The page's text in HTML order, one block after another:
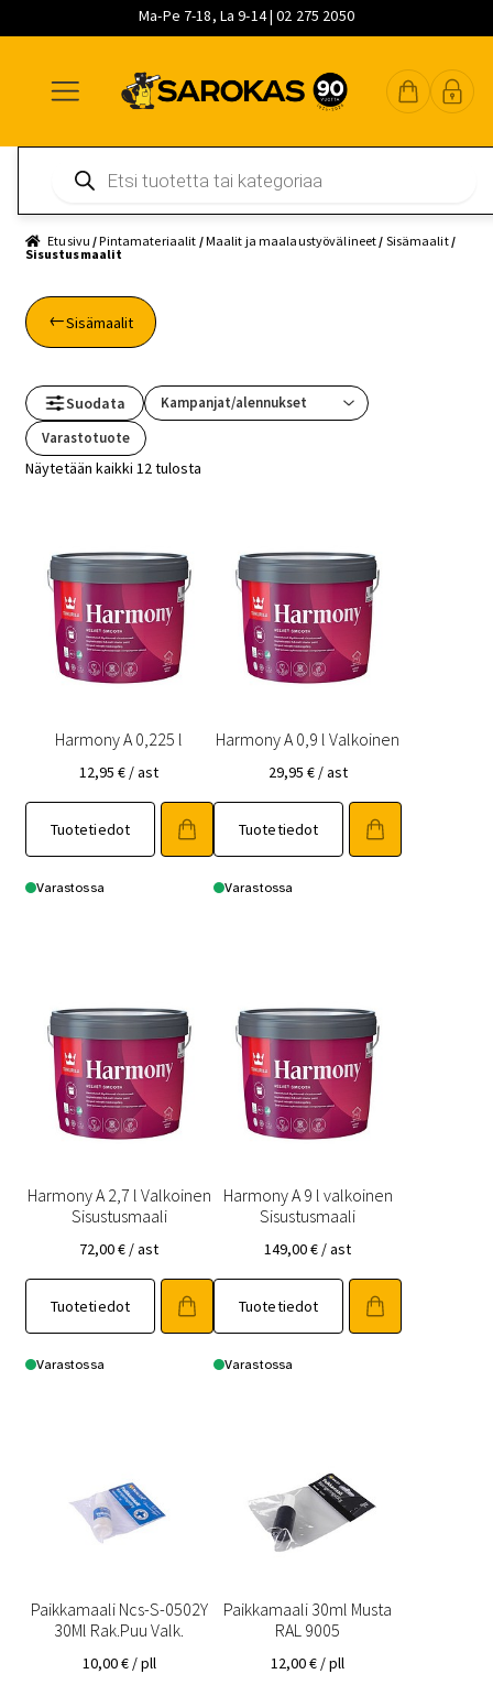
Ma-Pe 7-18, La 9-14 | 02 275 2050
navigointiin
sisältöön
pääsisältöön
search
Etusivu /Pintamateriaalit /Maalit ja maalaustyövälineet / Sisämaalit/
Sisustusmaalit
Sisämaalit
Suodata
Varastotuote
Näytetään kaikki 12 tulosta
Harmony A 0,225 l
12,95€ / ast
Tuotetiedot
Varastossa
Harmony A 0,9 l Valkoinen
29,95 € / ast
Tuotetiedot
Varastossa
Harmony A 2,7 l Valkoinen
Sisustusmaali
72,00€ / ast
Tuotetiedot
Varastossa
Harmony A 9 l valkoinen
Sisustusmaali
149,00€ / ast
Tuotetiedot
Varastossa
Paikkamaali Ncs-S-0502Y
30Ml Rak.Puu Valk.
10,00€ / pll
Paikkamaali 30ml Musta
RAL 9005
12,00€ / pll